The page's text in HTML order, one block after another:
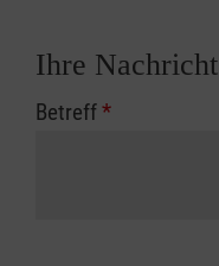
Ihre Nachricht
Betreff*